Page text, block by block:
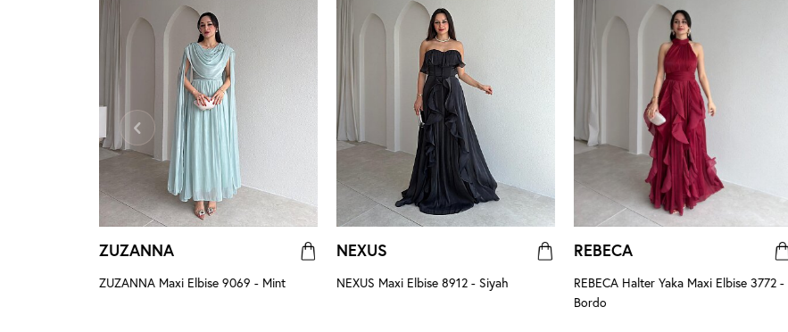
ZUZANNA
ZUZANNA Maxi Elbise 9069 - Mint
NEXUS
NEXUS Maxi Elbise 8912 - Siyah
REBECA
REBECA Halter Yaka Maxi Elbise 3772 -
Bordo